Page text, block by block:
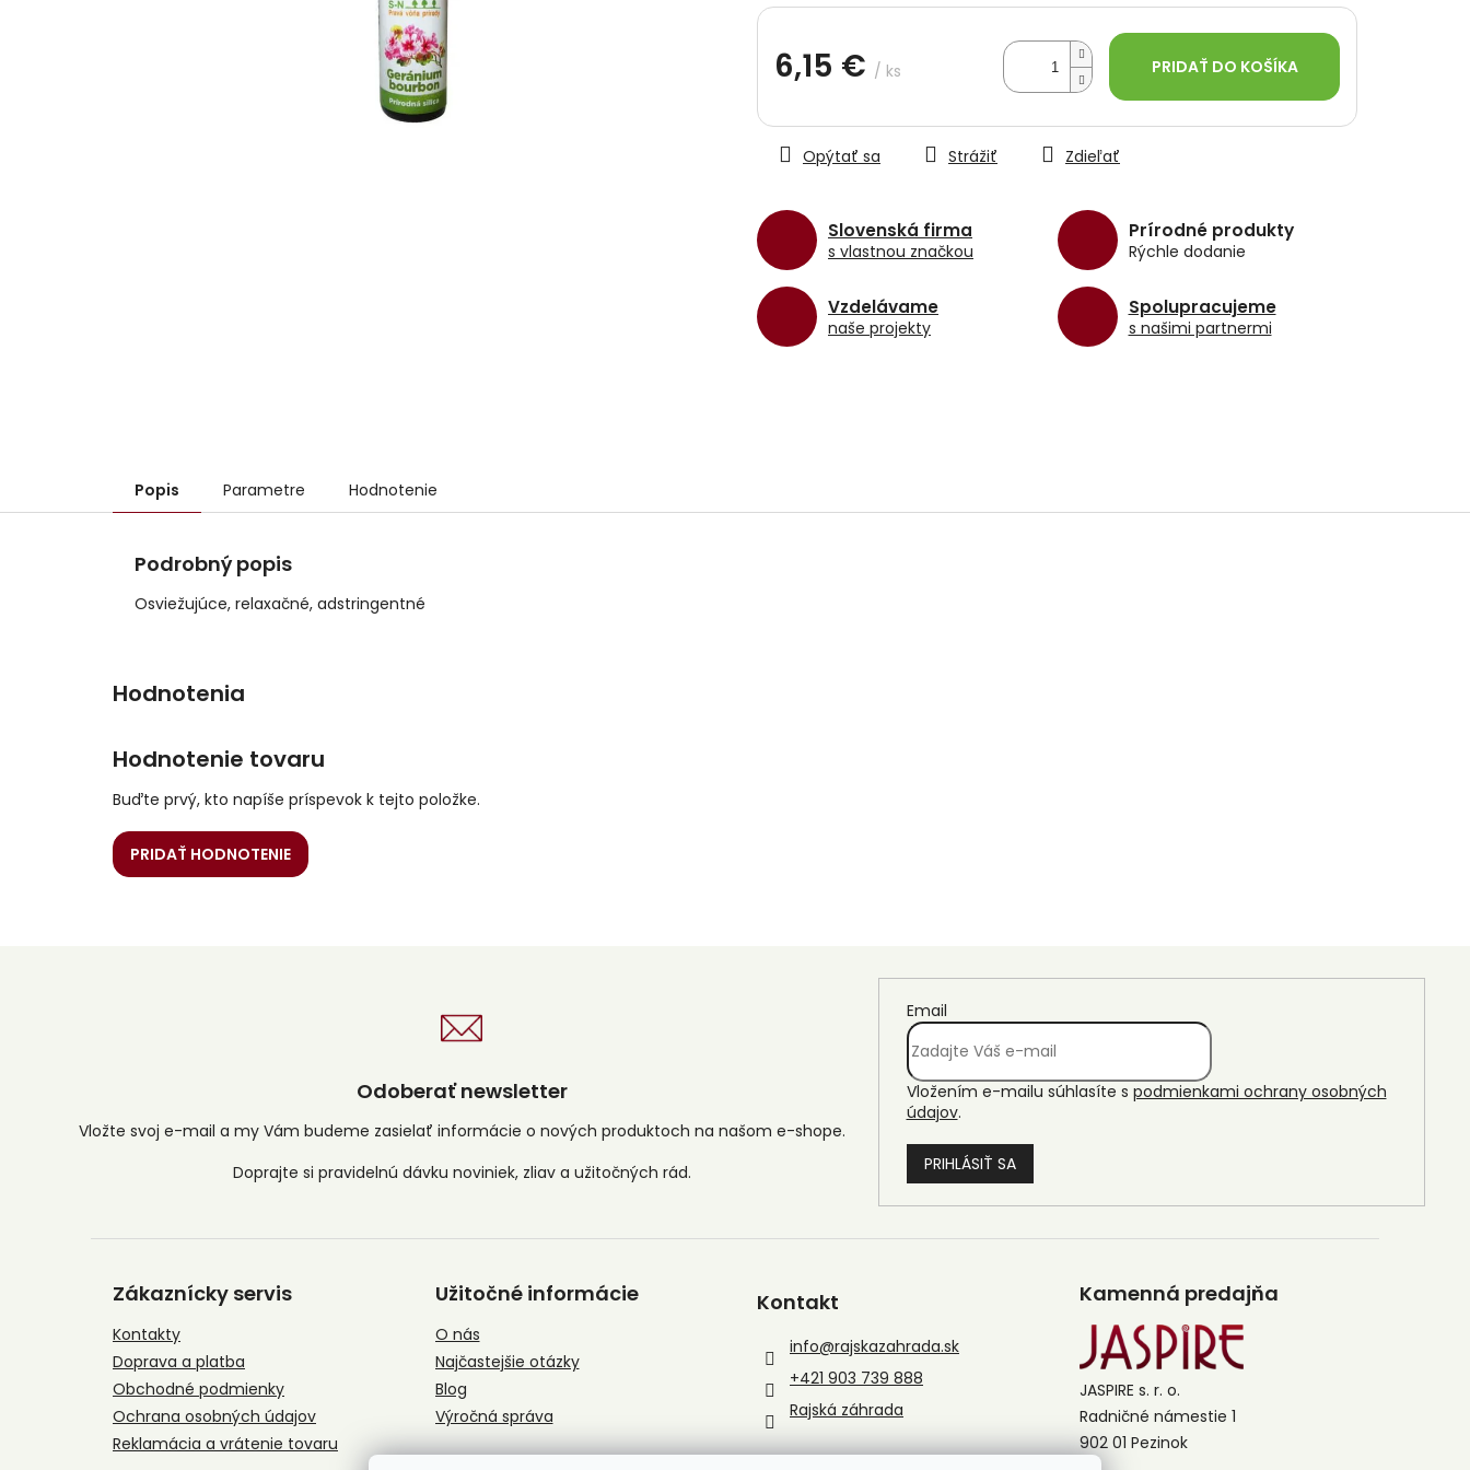
6,15 € / ks
cena:
PRIDAŤ DO KOŠÍKA
Slovenská firma
s vlastnou značkou
Prírodné produkty
Rýchle dodanie
Vzdelávame
naše projekty
Spolupracujeme
s našimi partnermi
Opýtať sa Strážiť Zdieľať
hviezdičiek.
Popis Parametre Hodnotenie
Podrobný popis
Osviežujúce, relaxačné, adstringentné
Hodnotenie tovaru
Buďte prvý, kto napíše príspevok k tejto položke.
PRIDAŤ HODNOTENIE
Odoberať newsletter
Vložte svoj e-mail a my Vám budeme zasielať informácie o nových produktoch na našom e-shope.
Email
Vložením e-mailu súhlasíte s podmienkami ochrany osobných
údajov.
PRIHLÁSIŤ SA
Zákaznícky servis
Kontakty
Doprava a platba
Obchodné podmienky
Ochrana osobných údajov
Reklamácia a vrátenie tovaru
Užitočné informácie
O nás
Najčastejšie otázky
Blog
Výročná správa
Kontakt
info@rajskazahrada.sk
+421 903 739 888
Rajská záhrada
Kamenná predajňa
JASPIRE s. r. o.
Radničné námestie 1
902 01 Pezinok